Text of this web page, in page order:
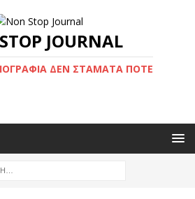
JOURNAL
ΔΕΝ ΣΤΑΜΑΤΆ ΠΟΤΈ